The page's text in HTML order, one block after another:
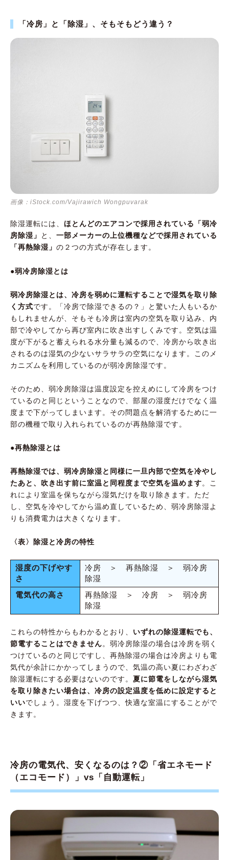
「冷房」と「除湿」、そもそもどう違う？
画像：iStock.com/Vajirawich Wongpuvarak
除湿運転には、 ほとんどのエアコンで採用されている「弱冷
房除湿」
と、 一部メーカーの上位機種などで採用されている
「再熱除湿」 の２つの方式が存在します。
●弱冷房除湿とは
弱冷房除湿とは、冷房を弱めに運転することで湿気を取り除
く方式です。「冷房で除湿できるの？」と驚いた人もいるか
もしれませんが、そもそも冷房は室内の空気を取り込み、内
部で冷やしてから再び室内に吹き出すしくみです。空気は温
度が下がると蓄えられる水分量も減るので、冷房から吹き出
されるのは湿気の少ないサラサラの空気になります。このメ
カニズムを利用しているのが弱冷房除湿です。
そのため、弱冷房除湿は温度設定を控えめにして冷房をつけ
ているのと同じということなので、部屋の湿度だけでなく温
度まで下がってしまいます。その問題点を解消するために一
部の機種で取り入れられているのが再熱除湿です。
●再熱除湿とは
再熱除湿では、弱冷房除湿と同様に一旦内部で空気を冷やし
たあと、吹き出す前に室温と同程度まで空気を温めます。こ
れにより室温を保ちながら湿気だけを取り除きます。ただ
し、空気を冷やしてから温め直しているため、弱冷房除湿よ
りも消費電力は大きくなります。
〈表〉除湿と冷房の特性
湿度の下げやす
さ
冷房 ＞ 再熱除湿 ＞ 弱冷房
除湿
電気代の高さ
再熱除湿 ＞ 冷房 ＞ 弱冷房
除湿
これらの特性からもわかるとおり、 いずれの除湿運転でも、
節電することはできません。弱冷房除湿の場合は冷房を弱く
つけているのと同じですし、再熱除湿の場合は冷房よりも電
気代が余計にかかってしまうので、気温の高い夏にわざわざ
除湿運転にする必要はないのです。 夏に節電をしながら湿気
を取り除きたい場合は、冷房の設定温度を低めに設定すると
いいでしょう。湿度を下げつつ、快適な室温にすることがで
きます。
冷房の電気代、安くなるのは？②「省エネモード
（エコモード）」vs「自動運転」